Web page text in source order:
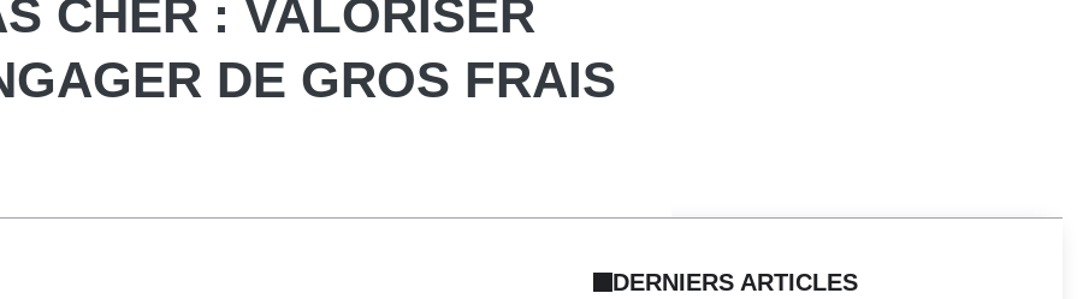
CHER : VALORISER
DE GROS FRAIS
DERNIERS ARTICLES